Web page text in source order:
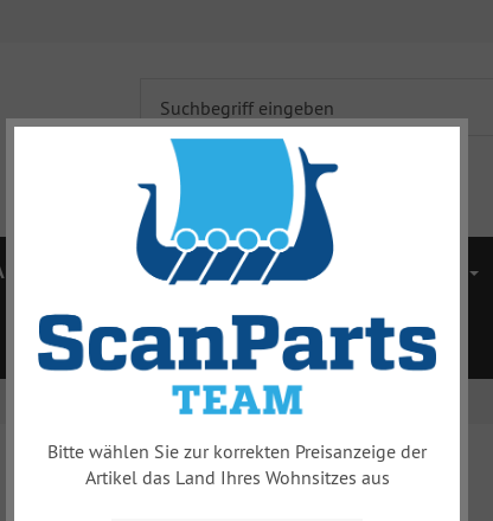
BREMSEN
ZUBEHÖR MERCHANDISE % SALE %
Bitte wählen Sie zur korrekten Preisanzeige der
Artikel das Land Ihres Wohnsitzes aus